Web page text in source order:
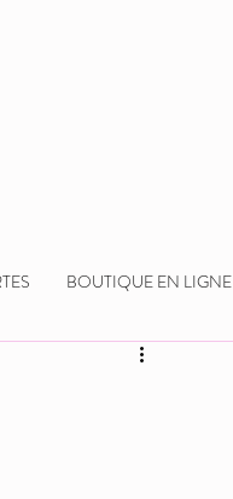
BOUTIQUE EN LIGNE